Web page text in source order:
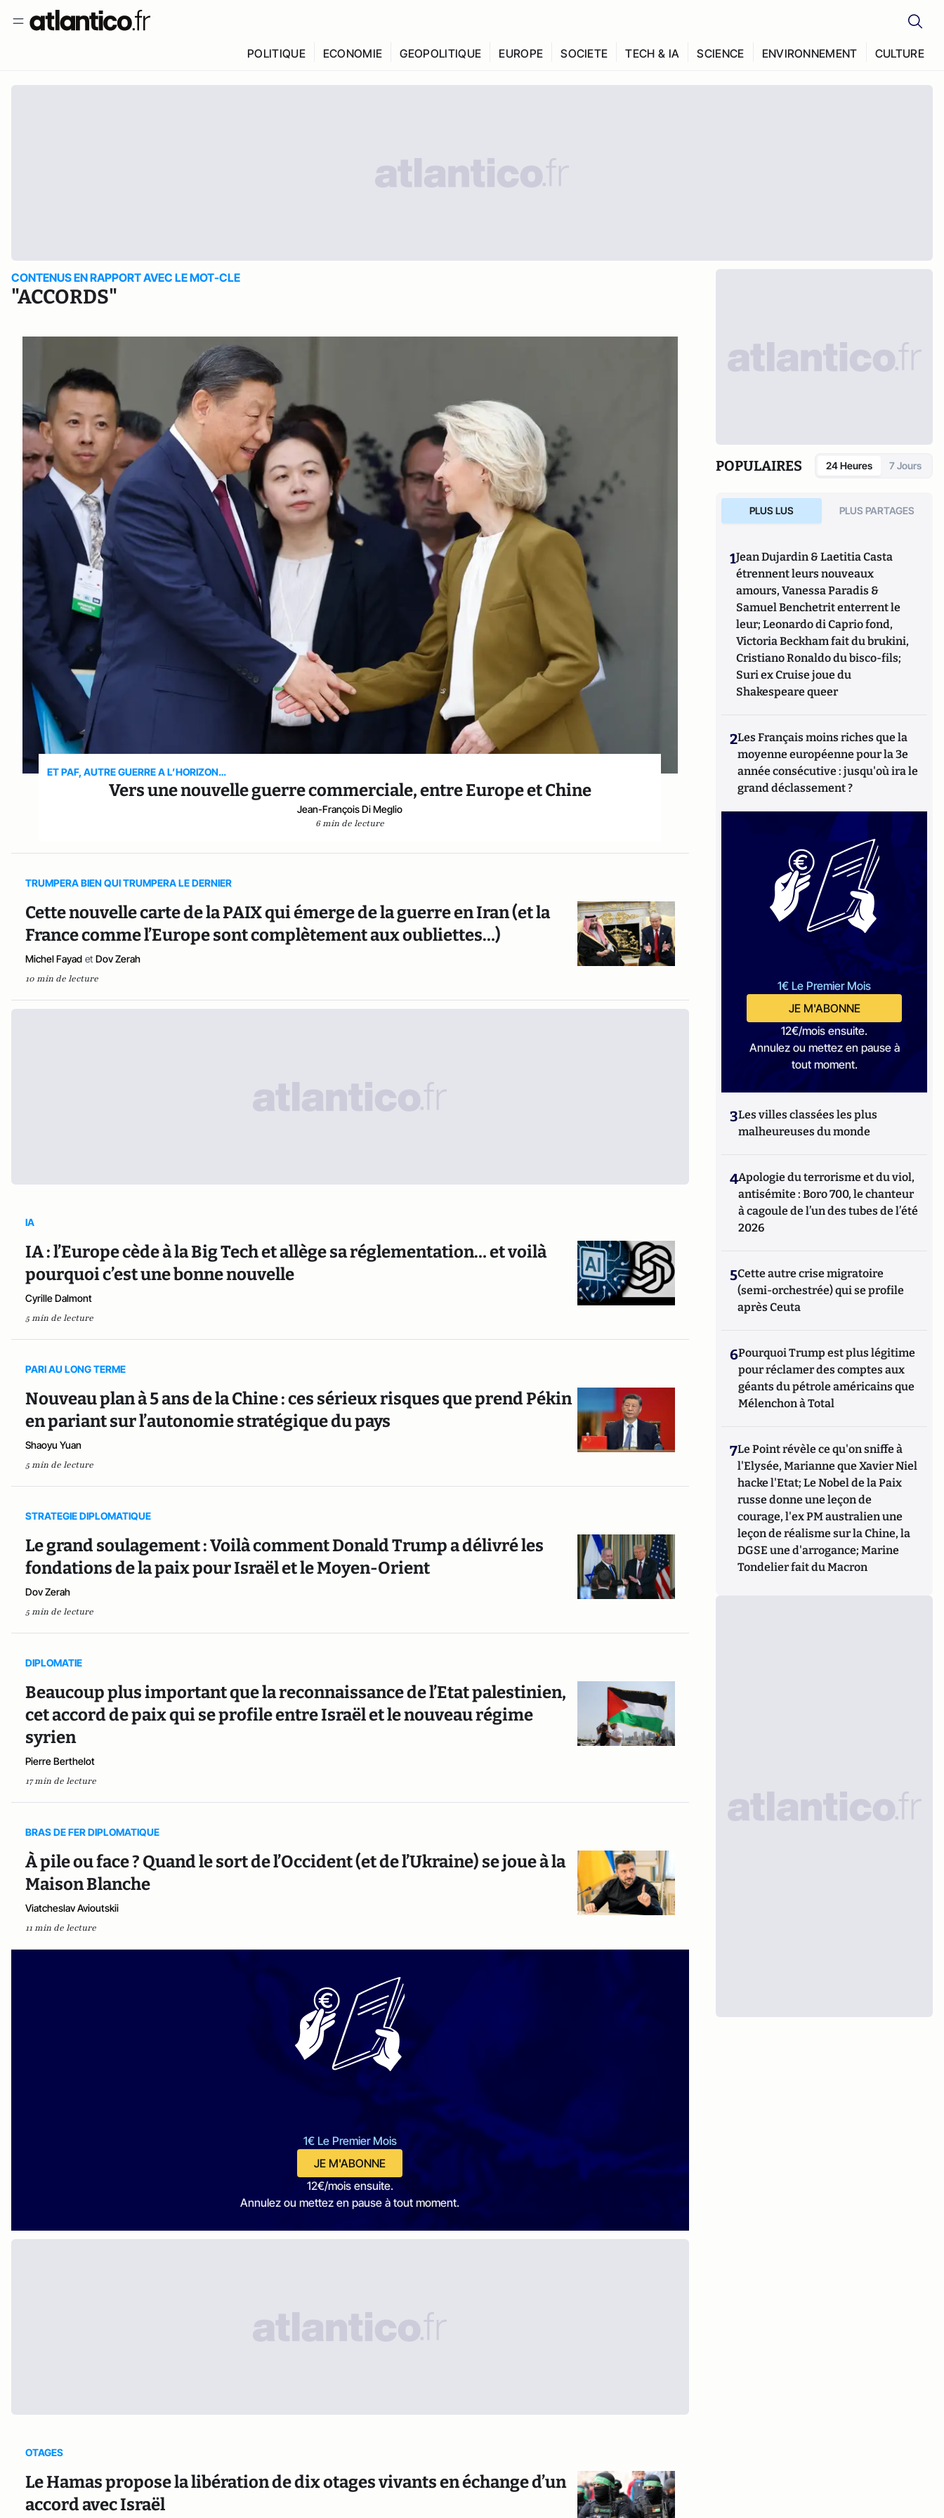
POLITIQUE ECONOMIE GEOPOLITIQUE EUROPE SOCIETE TECH & IA SCIENCE ENVIRONNEMENT CULTURE
CONTENUS EN RAPPORT AVEC LE MOT-CLE
"ACCORDS"
ET PAF, AUTRE GUERRE A L’HORIZON…
Vers une nouvelle guerre commerciale, entre Europe et Chine
Jean-François Di Meglio
6 min de lecture
TRUMPERA BIEN QUI TRUMPERA LE DERNIER
Cette nouvelle carte de la PAIX qui émerge de la guerre en Iran (et la
France comme l’Europe sont complètement aux oubliettes…)
Michel Fayad et Dov Zerah
10 min de lecture
IA
IA : l’Europe cède à la Big Tech et allège sa réglementation… et voilà
pourquoi c’est une bonne nouvelle
Cyrille Dalmont
5 min de lecture
PARI AU LONG TERME
Nouveau plan à 5 ans de la Chine : ces sérieux risques que prend Pékin
en pariant sur l’autonomie stratégique du pays
Shaoyu Yuan
5 min de lecture
STRATEGIE DIPLOMATIQUE
Le grand soulagement : Voilà comment Donald Trump a délivré les
fondations de la paix pour Israël et le Moyen-Orient
Dov Zerah
5 min de lecture
DIPLOMATIE
Beaucoup plus important que la reconnaissance de l’Etat palestinien,
cet accord de paix qui se profile entre Israël et le nouveau régime
syrien
Pierre Berthelot
17 min de lecture
BRAS DE FER DIPLOMATIQUE
À pile ou face ? Quand le sort de l’Occident (et de l’Ukraine) se joue à la
Maison Blanche
Viatcheslav Avioutskii
11 min de lecture
1€ Le Premier Mois
JE M'ABONNE
12€/mois ensuite.
Annulez ou mettez en pause à tout moment.
OTAGES
Le Hamas propose la libération de dix otages vivants en échange d’un
accord avec Israël
POPULAIRES 24 Heures 7 Jours
PLUS LUS PLUS PARTAGES
1Jean Dujardin & Laetitia Casta
étrennent leurs nouveaux
amours, Vanessa Paradis &
Samuel Benchetrit enterrent le
leur; Leonardo di Caprio fond,
Victoria Beckham fait du brukini,
Cristiano Ronaldo du bisco-fils;
Suri ex Cruise joue du
Shakespeare queer
2Les Français moins riches que la
moyenne européenne pour la 3e
année consécutive : jusqu'où ira le
grand déclassement ?
1€ Le Premier Mois
JE M'ABONNE
12€/mois ensuite.
Annulez ou mettez en pause à
tout moment.
3Les villes classées les plus
malheureuses du monde
4Apologie du terrorisme et du viol,
antisémite : Boro 700, le chanteur
à cagoule de l’un des tubes de l’été
2026
5Cette autre crise migratoire
(semi-orchestrée) qui se profile
après Ceuta
6Pourquoi Trump est plus légitime
pour réclamer des comptes aux
géants du pétrole américains que
Mélenchon à Total
7Le Point révèle ce qu'on sniffe à
l'Elysée, Marianne que Xavier Niel
hacke l'Etat; Le Nobel de la Paix
russe donne une leçon de
courage, l'ex PM australien une
leçon de réalisme sur la Chine, la
DGSE une d'arrogance; Marine
Tondelier fait du Macron